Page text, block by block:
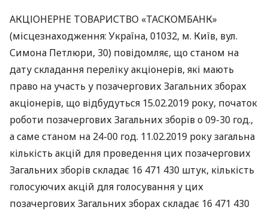
АКЦІОНЕРНЕ ТОВАРИСТВО «ТАСКОМБАНК»
(місцезнаходження: Україна, 01032, м. Київ, вул.
Симона Петлюри, 30) повідомляє, що станом на
дату складання переліку акціонерів, які мають
право на участь у позачергових Загальних зборах
акціонерів, що відбудуться 15.02.2019 року, початок
роботи позачергових Загальних зборів о 09-30 год.,
а саме станом на 24-00 год. 11.02.2019 року загальна
кількість акцій для проведення цих позачергових
Загальних зборів складає 16 471 430 штук, кількість
голосуючих акцій для голосування у цих
позачергових Загальних зборах складає 16 471 430